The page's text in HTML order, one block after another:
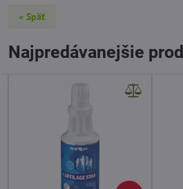
« Späť
Najpredávanejšie